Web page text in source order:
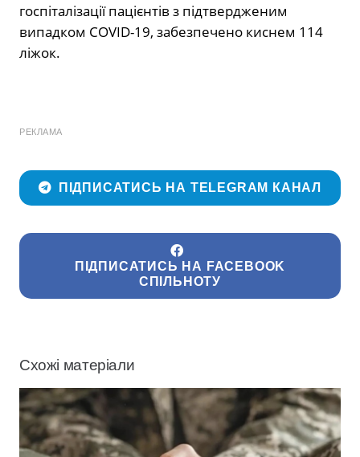
госпіталізації пацієнтів з підтвердженим
випадком COVID-19, забезпечено киснем 114
ліжок.
РЕКЛАМА
ПІДПИСАТИСЬ НА TELEGRAM КАНАЛ
ПІДПИСАТИСЬ НА FACEBOOK
СПІЛЬНОТУ
Схожі матеріали